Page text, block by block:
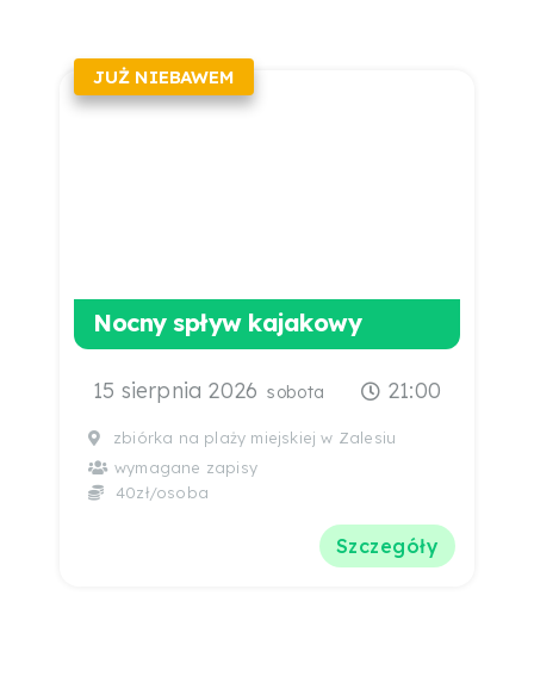
JUŻ NIEBAWEM
Nocny spływ kajakowy
15 sierpnia 2026 sobota 21:00
zbiórka na plaży miejskiej w Zalesiu
wymagane zapisy
40zł/osoba
Szczegóły